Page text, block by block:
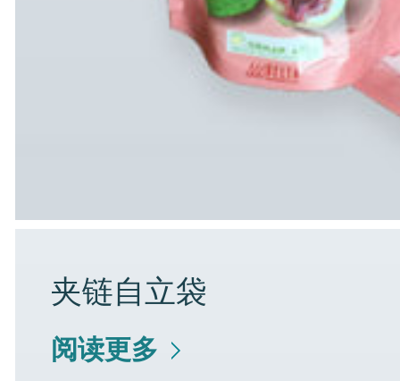
夹链自立袋
阅读更多